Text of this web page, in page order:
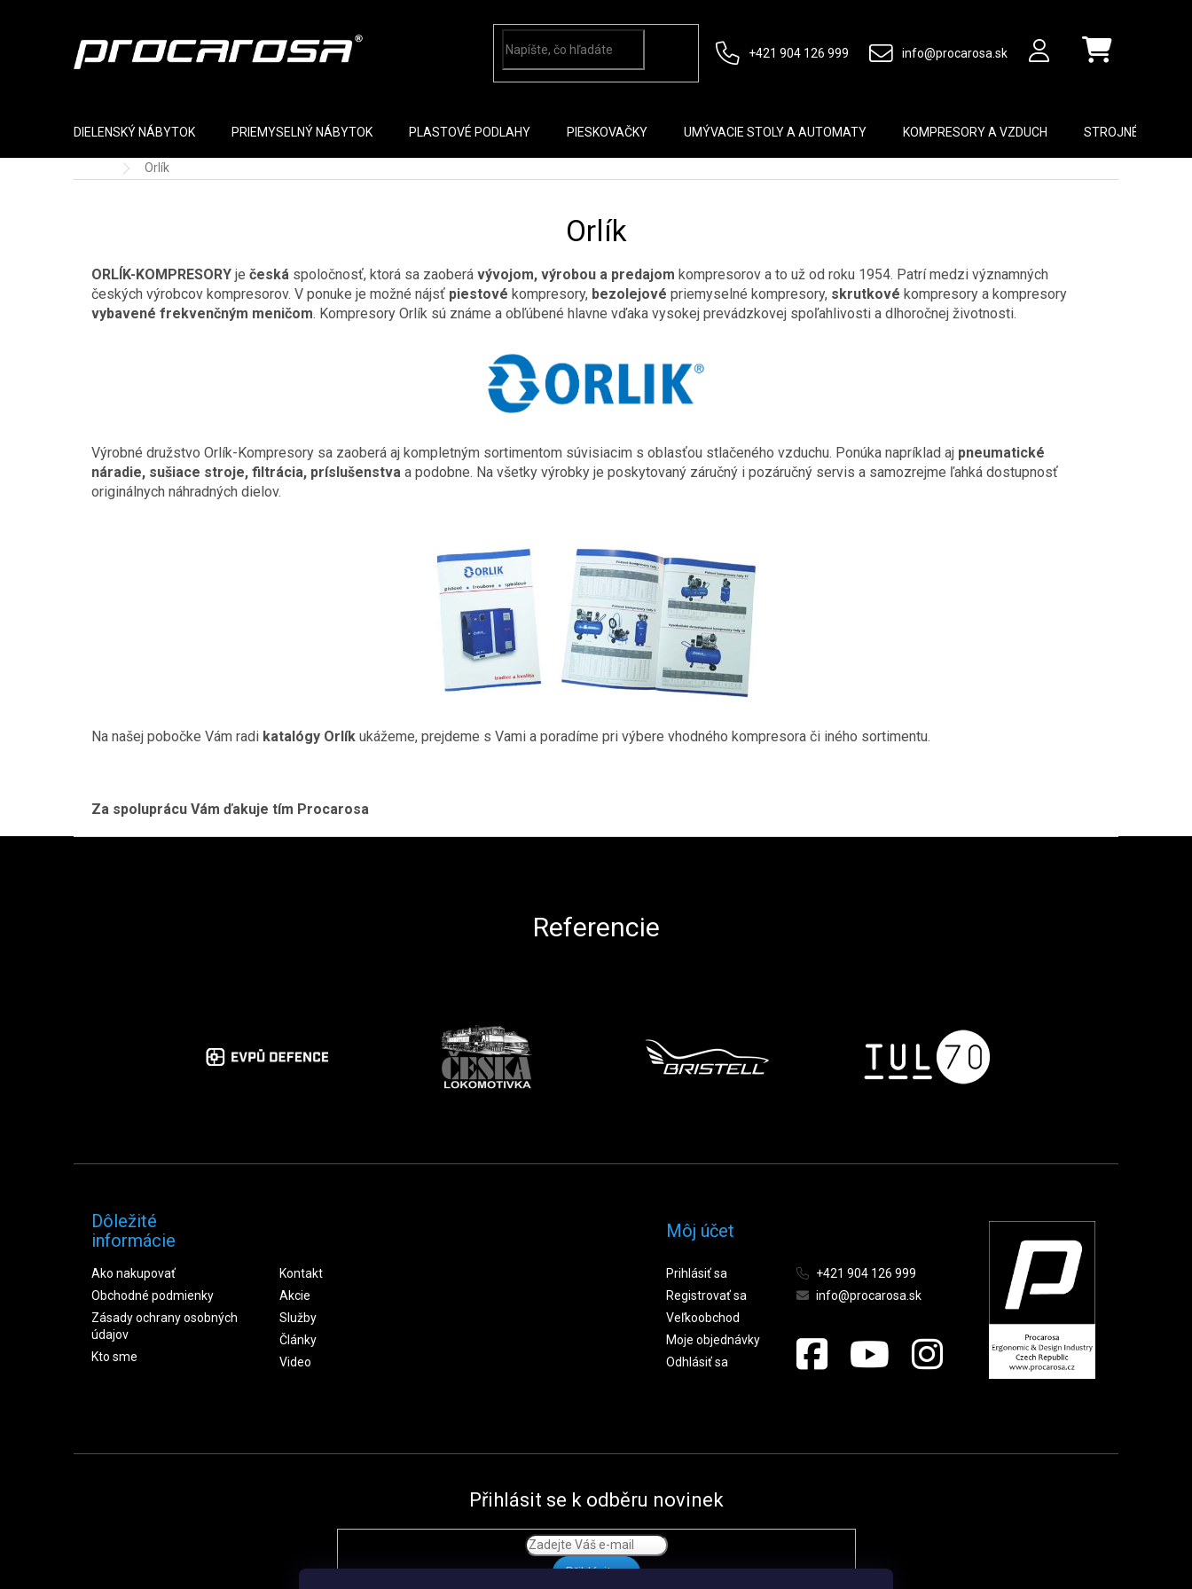
+421 904 126 999 info@procarosa.sk Nákupný košík
DIELENSKÝ NÁBYTOK PRIEMYSELNÝ NÁBYTOK PLASTOVÉ PODLAHY PIESKOVAČKY UMÝVACIE STOLY A AUTOMATY KOMPRESORY A VZDUCH STROJNÉ
Domov
Orlík
Orlík
ORLÍK-KOMPRESORY je česká spoločnosť, ktorá sa zaoberá vývojom, výrobou a predajom kompresorov a to už od roku 1954. Patrí medzi významných
českých výrobcov kompresorov. V ponuke je možné nájsť piestové kompresory, bezolejové priemyselné kompresory, skrutkové kompresory a kompresory
vybavené frekvenčným meničom. Kompresory Orlík sú známe a obľúbené hlavne vďaka vysokej prevádzkovej spoľahlivosti a dlhoročnej životnosti.
Výrobné družstvo Orlík-Kompresory sa zaoberá aj kompletným sortimentom súvisiacim s oblasťou stlačeného vzduchu. Ponúka napríklad aj pneumatické
náradie, sušiace stroje, filtrácia, príslušenstva a podobne. Na všetky výrobky je poskytovaný záručný i pozáručný servis a samozrejme ľahká dostupnosť
originálnych náhradných dielov.
Na našej pobočke Vám radi katalógy Orlík ukážeme, prejdeme s Vami a poradíme pri výbere vhodného kompresora či iného sortimentu.
Za spoluprácu Vám ďakuje tím Procarosa
Referencie
Dôležité
informácie
Ako nakupovať
Obchodné podmienky
Zásady ochrany osobných
údajov
Kto sme
Kontakt
Akcie
Služby
Články
Video
Môj účet
Prihlásiť sa
Registrovať sa
Veľkoobchod
Moje objednávky
Odhlásiť sa
+421 904 126 999
info@procarosa.sk
Přihlásit se k odběru novinek
Přihlásit se